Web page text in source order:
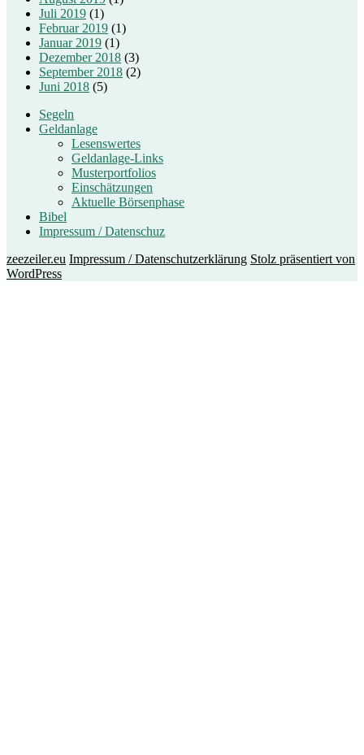
Juli 2019 (1)
Februar 2019 (1)
Januar 2019 (1)
Dezember 2018 (3)
September 2018 (2)
Juni 2018 (5)
Segeln
Geldanlage
Lesenswertes
Geldanlage-Links
Musterportfolios
Einschätzungen
Aktuelle Börsenphase
Bibel
Impressum / Datenschuz
zeezeiler.eu Impressum / Datenschutzerklärung Stolz präsentiert von
WordPress